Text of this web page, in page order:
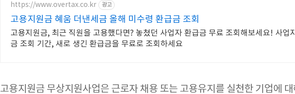
https://www.overtax.co.kr 광고
고용지원금 혜움 더낸세금 올해 미수령 환급금 조회
고용지원금, 최근 직원을 고용했다면? 놓쳤던 사업자 환급금 무료 조회해보세요! 사업
금 조회 기간, 새로 생긴 환급금을 무료로 조회하세요
고용지원금 무상지원사업은 근로자 채용 또는 고용유지를 실천한 기업에